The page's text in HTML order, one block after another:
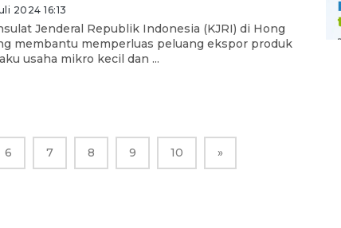
2024 16:13
Jenderal Republik Indonesia (KJRI) di Hong
membantu memperluas peluang ekspor produk
usaha mikro kecil dan ...
6 7 8 9 10 »